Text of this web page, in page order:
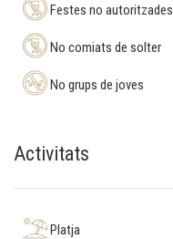
Festes no autoritzades
No comiats de solter
No grups de joves
Activitats
Platja